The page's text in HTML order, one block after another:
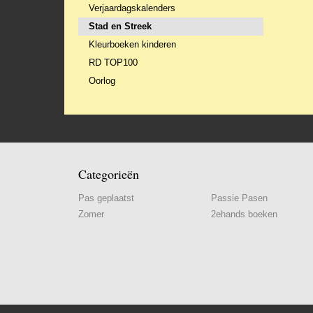
Verjaardagskalenders
Stad en Streek
Kleurboeken kinderen
RD TOP100
Oorlog
Categorieën
Pas geplaatst
Zomer
Passie Pasen
2ehands boeken